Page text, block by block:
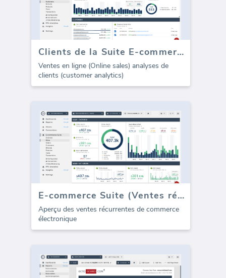
Clients de la Suite E-commerce
Ventes en ligne (Online sales) analyses de
clients (customer analytics)
E-commerce Suite (Ventes récurrentes)
Aperçu des ventes récurrentes de commerce
électronique